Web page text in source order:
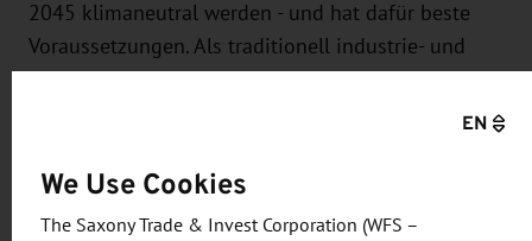
2045 klimaneutral werden - und hat dafür beste
Voraussetzungen. Als traditionell industrie- und
Innovationsmotor und gehört zu den europäischen
Spitzenreitern in Forschung und Entwicklung.
EN
We Use Cookies
The Saxony Trade & Invest Corporation (WFS –